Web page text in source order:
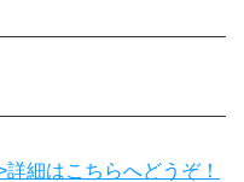
詳細はこちらへどうぞ！